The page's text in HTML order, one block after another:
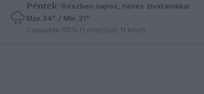
Péntek–Részben napos, heves zivatarokkal
Max 34° / Min 21°
Csapadék: 55% (1 mm)Szél: 11 km/h